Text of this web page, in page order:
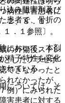
込み阻害剤及び
患者で、骨折の
において、本剤
精子特性を変化
れている。
については、そ
病性障害患者に
２、８．１
．１参照〕。
の外傷後ストレ
としたプラセボ
できなかったと
れなかったが、
例）にみられた
害患者に対する